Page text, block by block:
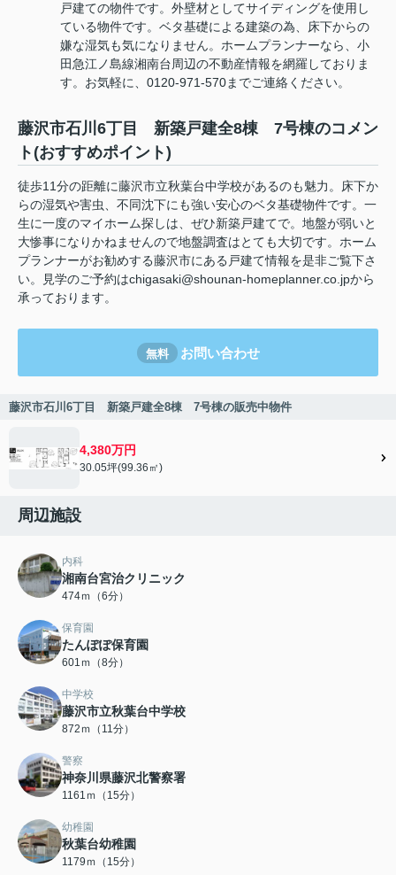
戸建ての物件です。外壁材としてサイディングを使用し
ている物件です。ベタ基礎による建築の為、床下からの
嫌な湿気も気になりません。ホームプランナーなら、小
田急江ノ島線湘南台周辺の不動産情報を網羅しておりま
す。お気軽に、0120-971-570までご連絡ください。
藤沢市石川6丁目 新築戸建全8棟 7号棟のコメン
ト(おすすめポイント)
徒歩11分の距離に藤沢市立秋葉台中学校があるのも魅力。床下か
らの湿気や害虫、不同沈下にも強い安心のベタ基礎物件です。一
生に一度のマイホーム探しは、ぜひ新築戸建てで。地盤が弱いと
大惨事になりかねませんので地盤調査はとても大切です。ホーム
プランナーがお勧めする藤沢市にある戸建て情報を是非ご覧下さ
い。見学のご予約はchigasaki@shounan-homeplanner.co.jpから
承っております。
無料 お問い合わせ
藤沢市石川6丁目 新築戸建全8棟 7号棟の販売中物件
4,380万円
30.05坪(99.36㎡)
周辺施設
内科
湘南台宮治クリニック
474ｍ（6分）
保育園
たんぽぽ保育園
601ｍ（8分）
中学校
藤沢市立秋葉台中学校
872ｍ（11分）
警察
神奈川県藤沢北警察署
1161ｍ（15分）
幼稚園
秋葉台幼稚園
1179ｍ（15分）